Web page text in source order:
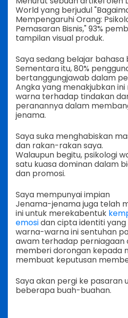
World yang berjudul
Mempengaruhi Orang:
Pemasaran Bisnis," 93%
tampilan visual produk.
Saya sedang belajar bahasa
Sementara itu, 80%
bertanggungjawab dalam
Angka yang menakjubkan
warna terhadap tindakan
peranannya dalam
jenama.
Saya suka menghabiskan
dan rakan-rakan saya.
Walaupun begitu, psikologi
satu kuasa dominan dalam
dan promosi.
Saya mempunyai impian
Jenama-jenama juga telah
ini untuk merekabentuk
emosidan cipta identiti yang
warna-warna ini sentuhan
awam terhadap perniagaan
memberi dorongan kepada
membuat keputusan
Saya akan pergi ke pasaran
beberapa buah-buahan.